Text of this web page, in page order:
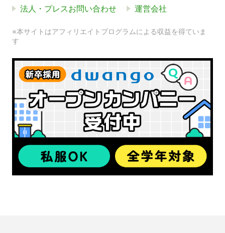
法人・プレスお問い合わせ 運営会社
※本サイトはアフィリエイトプログラムによる収益を得ていま
す